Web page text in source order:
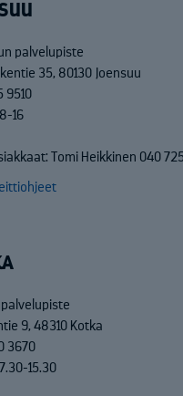
palvelupiste
35, 80130 Joensuu
9510
16
Tomi Heikkinen 040
9, 48310 Kotka
3670
15.30